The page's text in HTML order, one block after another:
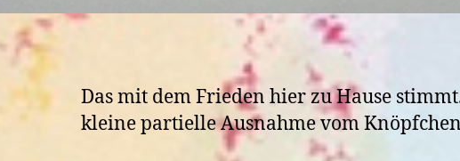
Das mit dem Frieden hier zu Hause
kleine partielle Ausnahme vom